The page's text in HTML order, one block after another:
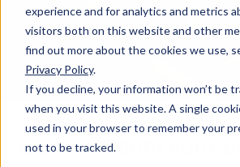
experience and for analytics and metrics
visitors both on this website and other
find out more about the cookies we use,
Privacy Policy.
If you decline, your information won’t be
when you visit this website. A single
used in your browser to remember your
not to be tracked.
Geursysteem voor